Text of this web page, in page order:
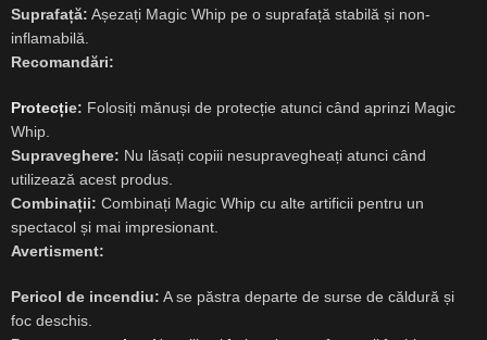
Suprafață: Așezați Magic Whip pe o suprafață stabilă și non-
inflamabilă.
Recomandări:
Protecție: Folosiți mănuși de protecție atunci când aprinzi Magic
Whip.
Supraveghere: Nu lăsați copiii nesupravegheați atunci când
utilizează acest produs.
Combinații: Combinați Magic Whip cu alte artificii pentru un
spectacol și mai impresionant.
Avertisment:
Pericol de incendiu: A se păstra departe de surse de căldură și
foc deschis.